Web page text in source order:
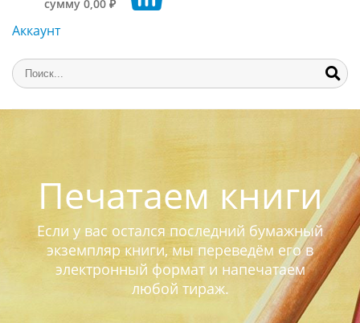
сумму 0,00 ₽
Аккаунт
Печатаем книги
Если у вас остался последний бумажный
экземпляр книги, мы переведём его в
электронный формат и напечатаем
любой тираж.